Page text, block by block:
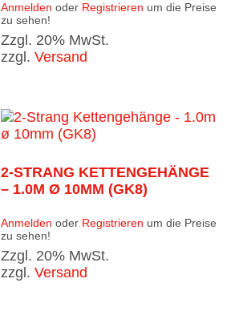
Anmelden oder Registrieren um die Preise
zu sehen!
Zzgl. 20% MwSt.
zzgl.Versand
2-STRANG KETTENGEHÄNGE
– 1.0M Ø 10MM (GK8)
Anmelden oder Registrieren um die Preise
zu sehen!
Zzgl. 20% MwSt.
zzgl.Versand